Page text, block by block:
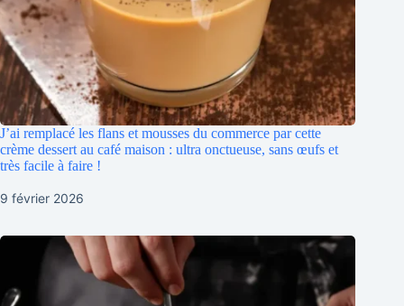
J’ai remplacé les flans et mousses du commerce par cette
crème dessert au café maison : ultra onctueuse, sans œufs et
très facile à faire !
9 février 2026